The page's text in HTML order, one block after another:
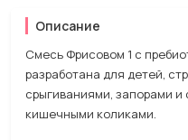
Описание
Смесь Фрисовом 1 с
разработана для детей,
срыгиваниями, запорами
кишечными коликами.